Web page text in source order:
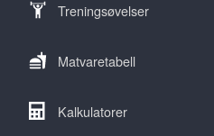
Treningsøvelser
Matvaretabell
Kalkulatorer